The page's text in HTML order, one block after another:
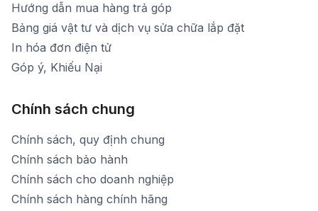
Hướng dẫn mua hàng trả góp
Bảng giá vật tư và dịch vụ sửa chữa lắp đặt
In hóa đơn điện tử
Góp ý, Khiếu Nại
Chính sách chung
Chính sách, quy định chung
Chính sách bảo hành
Chính sách cho doanh nghiệp
Chính sách hàng chính hãng